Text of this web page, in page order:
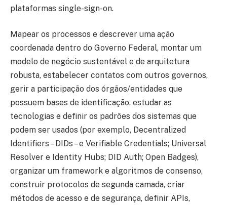
plataformas single-sign-on.
Mapear os processos e descrever uma ação
coordenada dentro do Governo Federal, montar um
modelo de negócio sustentável e de arquitetura
robusta, estabelecer contatos com outros governos,
gerir a participação dos órgãos/entidades que
possuem bases de identificação, estudar as
tecnologias e definir os padrões dos sistemas que
podem ser usados (por exemplo, Decentralized
Identifiers – DIDs – e Verifiable Credentials; Universal
Resolver e Identity Hubs; DID Auth; Open Badges),
organizar um framework e algoritmos de consenso,
construir protocolos de segunda camada, criar
métodos de acesso e de segurança, definir APIs,